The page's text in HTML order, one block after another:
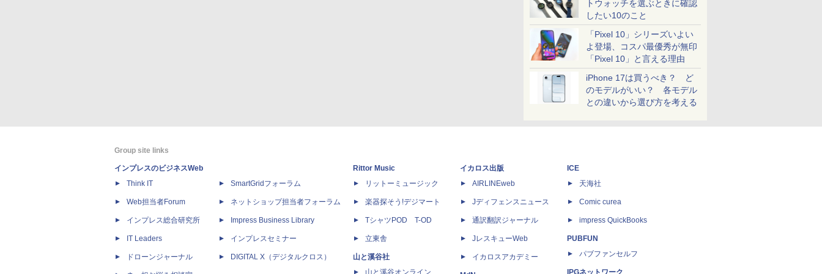
トウォッチを選ぶときに確認
したい10のこと
「Pixel 10」シリーズいよい
よ登場、コスパ最優秀が無印
「Pixel 10」と言える理由
iPhone 17は買うべき？ ど
のモデルがいい？ 各モデル
との違いから選び方を考える
Group site links
インプレスのビジネスWeb
Think IT
Web担当者Forum
インプレス総合研究所
IT Leaders
ドローンジャーナル
SmartGridフォーラム
ネットショップ担当者フォーラム
Impress Business Library
インプレスセミナー
DIGITAL X（デジタルクロス）
Rittor Music
リットーミュージック
楽器探そう!デジマート
TシャツPOD T-OD
立東舎
山と溪谷社
山と溪谷オンライン
イカロス出版
AIRLINEweb
Jディフェンスニュース
通訳翻訳ジャーナル
JレスキューWeb
イカロスアカデミー
ICE
天海社
Comic curea
impress QuickBooks
PUBFUN
パブファンセルフ
IPGネットワーク